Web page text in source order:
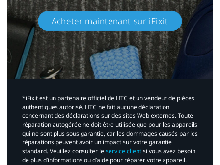
Acheter maintenant sur iFixit​
*iFixit est un partenaire officiel de HTC et un vendeur de pièces
authentiques autorisé. HTC ne fait aucune déclaration
concernant des déclarations sur des sites Web externes. Toute
réparation autogérée ne doit être utilisée que pour les appareils
qui ne sont plus sous garantie, car les dommages causés par les
réparations peuvent avoir un impact sur votre garantie
standard. Veuillez consulter leservice clientsi vous avez besoin
de plus d’informations ou d’aide pour réparer votre appareil.​